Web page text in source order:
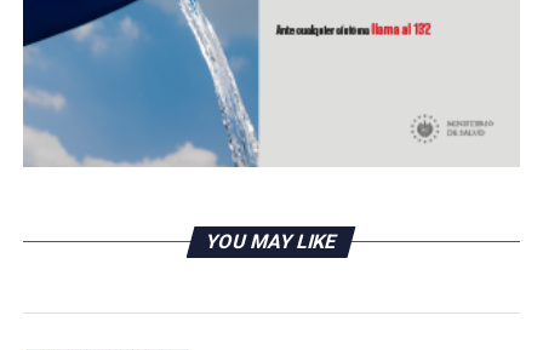
RELATED TOPICS:
UP NEXT
ISSS adquiere ambulancias para mejorar traslado de
pacientes
YOU MAY LIKE